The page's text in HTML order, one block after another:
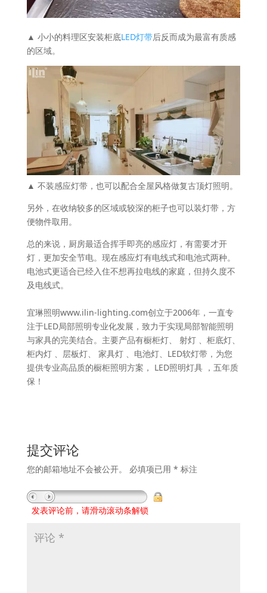
▲ 小小的料理区安装柜底LED灯带后反而成为最富有质感
的区域。
▲ 不装感应灯带，也可以配合全屋风格做复古顶灯照明。
另外，在收纳较多的区域或较深的柜子也可以装灯带，方
便物件取用。
总的来说，厨房最适合挥手即亮的感应灯，有需要才开
灯，更加安全节电。现在感应灯有电线式和电池式两种。
电池式更适合已经入住不想再拉电线的家庭，但持久度不
及电线式。
宜琳照明www.ilin-lighting.com创立于2006年，一直专
注于LED局部照明专业化发展，致力于实现局部智能照明
与家具的完美结合。主要产品有橱柜灯、 射灯 、柜底灯、
柜内灯 、层板灯、 家具灯 、电池灯、LED软灯带，为您
提供专业高品质的橱柜照明方案， LED照明灯具 ，五年质
保！
提交评论
您的邮箱地址不会被公开。 必填项已用 * 标注
发表评论前，请滑动滚动条解锁